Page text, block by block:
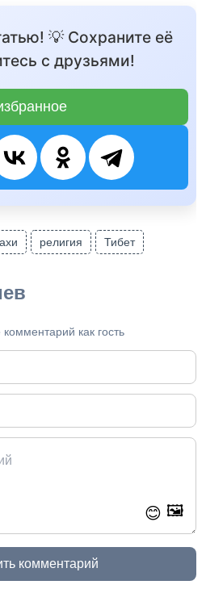
💡 Сохраните её
с друзьями!
религия Тибет
комментарий как гость
😊 🖼️
комментарий